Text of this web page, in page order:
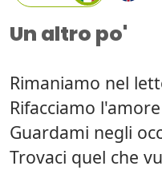
Un altro po'
Rimaniamo nel
Rifacciamo
Guardami negli
Trovaci quel che